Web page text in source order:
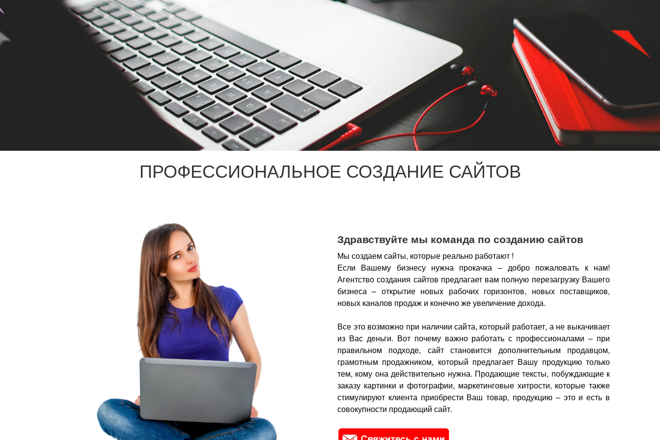
ПРОФЕССИОНАЛЬНОЕ СОЗДАНИЕ САЙТОВ
Здравствуйте мы команда по созданию сайтов
Мы создаем сайты, которые реально работают !
Если Вашему бизнесу нужна прокачка – добро пожаловать к нам!
Агентство создания сайтов предлагает вам полную перезагрузку Вашего
бизнеса – открытие новых рабочих горизонтов, новых поставщиков,
новых каналов продаж и конечно же увеличение дохода.
Все это возможно при наличии сайта, который работает, а не выкачивает
из Вас деньги. Вот почему важно работать с профессионалами – при
правильном подходе, сайт становится дополнительным продавцом,
грамотным продажником, который предлагает Вашу продукцию только
тем, кому она действительно нужна. Продающие тексты, побуждающие к
заказу картинки и фотографии, маркетинговые хитрости, которые также
стимулируют клиента приобрести Ваш товар, продукцию – это и есть в
совокупности продающий сайт.